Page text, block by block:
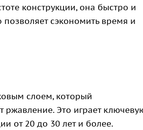
конструкции, она быстро и
позволяет сэкономить время и
слоем, который
ржавление. Это играет
от 20 до 30 лет и более.